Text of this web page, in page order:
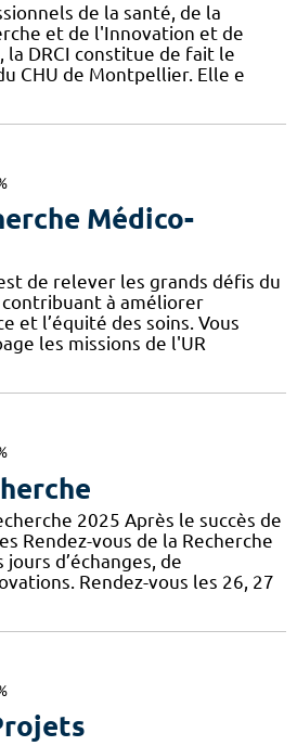
de la santé, de la
et de l'Innovation et de
la DRCI constitue de fait le
CHU de Montpellier. Elle e
Médico-
de relever les grands défis du
à améliorer
et l’équité des soins. Vous
les missions de l'UR
2025 Après le succès de
Rendez-vous de la Recherche
d’échanges, de
Rendez-vous les 26, 27